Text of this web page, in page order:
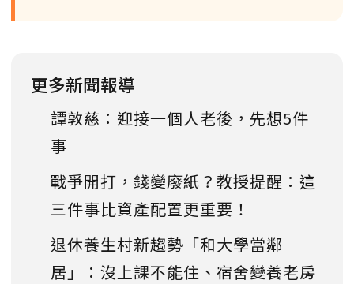
更多新聞報導
譚敦慈：迎接一個人老後，先想5件
事
戰爭開打，錢變廢紙？教授提醒：這
三件事比資產配置更重要！
退休養生村新趨勢「和大學當鄰
居」：沒上課不能住、宿舍變養老房